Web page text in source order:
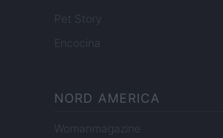
Pet Story
Encocina
NORD AMERICA
Womanmagazine